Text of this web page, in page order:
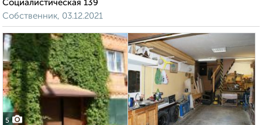
Социалистическая 139
Собственник, 03.12.2021
5